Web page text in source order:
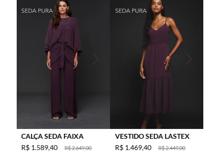
CALÇA SEDA FAIXA
R$2.649,00
R$ 1.589,40
VESTIDO SEDA LASTEX
R$2.449,00
R$ 1.469,40